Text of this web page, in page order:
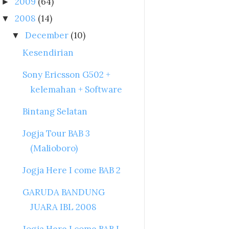
▼ 2008 (14)
▼ December (10)
Kesendirian
Sony Ericsson G502 +
kelemahan + Software
Bintang Selatan
Jogja Tour BAB 3
(Malioboro)
Jogja Here I come BAB 2
GARUDA BANDUNG
JUARA IBL 2008